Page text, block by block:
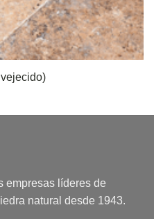
empresas líderes de
natural desde 1943.